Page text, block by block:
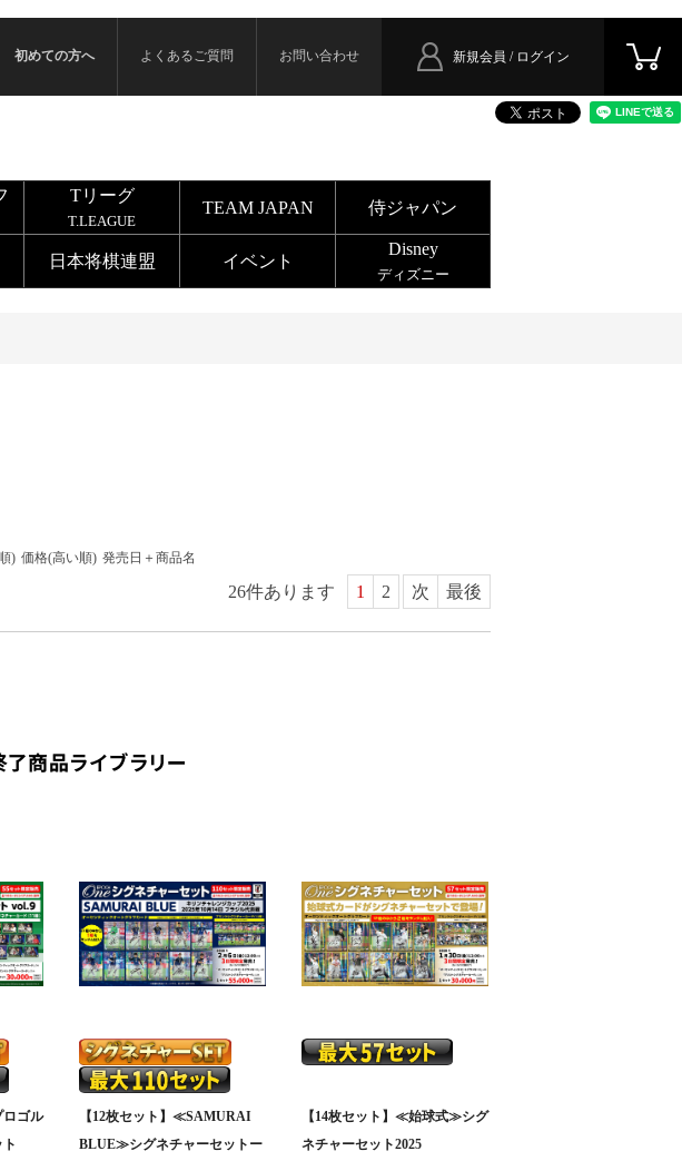
新規会員 / ログイン
初めての方へ よくあるご質問 お問い合わせ
Tリーグ
T.LEAGUE
TEAM JAPAN 侍ジャパン
日本将棋連盟 イベント
Disney
ディズニー
) 価格(高い順) 発売日＋商品名
26件あります 1 2 次 最後
ロゴル
【12枚セット】≪SAMURAI
BLUE≫シグネチャーセットー
【14枚セット】≪始球式≫シグ
ネチャーセット2025